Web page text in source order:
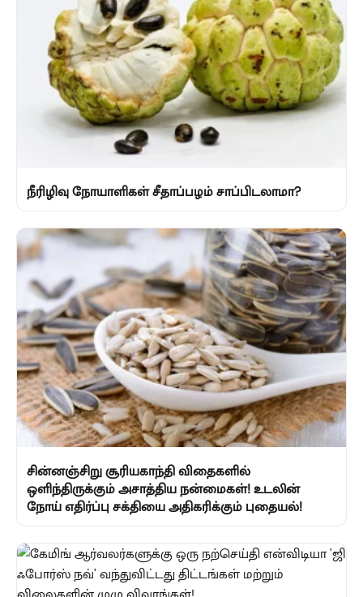
நீரிழிவு நோயாளிகள் சீதாப்பழம் சாப்பிடலாமா?
சின்னஞ்சிறு சூரியகாந்தி விதைகளில்
ஒளிந்திருக்கும் அசாத்திய நன்மைகள்! உடலின்
நோய் எதிர்ப்பு சக்தியை அதிகரிக்கும் புதையல்!